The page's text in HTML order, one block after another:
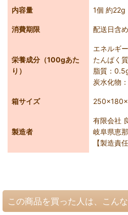
内容量 1個 約22g
消費期限 配送日含
栄養成分（100gあた
り）
エネルギ
たんぱく
脂質：
炭水化物
箱サイズ
製造者
有限会社
岐阜県恵
【製造責
この商品を買った人は、こん